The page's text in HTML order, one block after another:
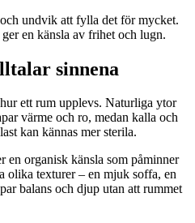
undvik att fylla det för mycket.
en känsla av frihet och lugn.
sinnena
ett rum upplevs. Naturliga ytor
värme och ro, medan kalla och
kan kännas mer sterila.
en organisk känsla som påminner
olika texturer – en mjuk soffa, en
balans och djup utan att rummet